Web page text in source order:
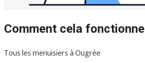
Comment cela
Tous les menuisiers à Ougrée